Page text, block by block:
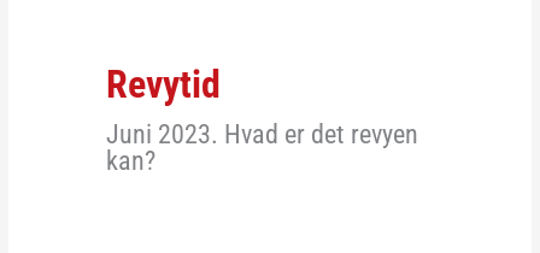
Revytid
Juni 2023. Hvad er det revyen
kan?